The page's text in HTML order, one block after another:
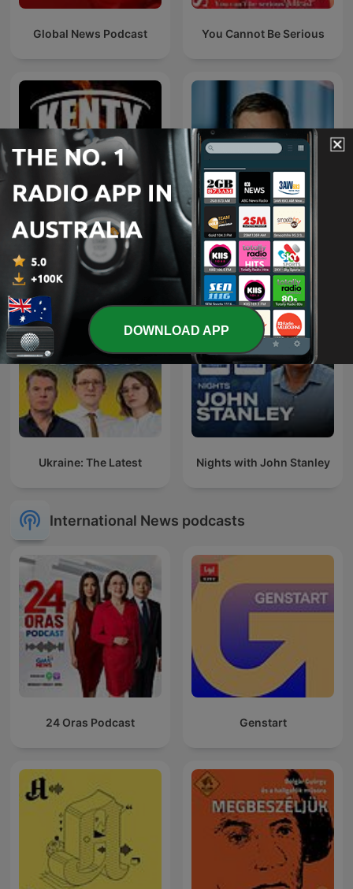
Global News Podcast You Cannot Be Serious
Kenty - Paul Kent NRL
Podcast
Paul Murray Live
Ukraine: The Latest Nights with John Stanley
International News podcasts
24 Oras Podcast Genstart
DOWNLOAD APP